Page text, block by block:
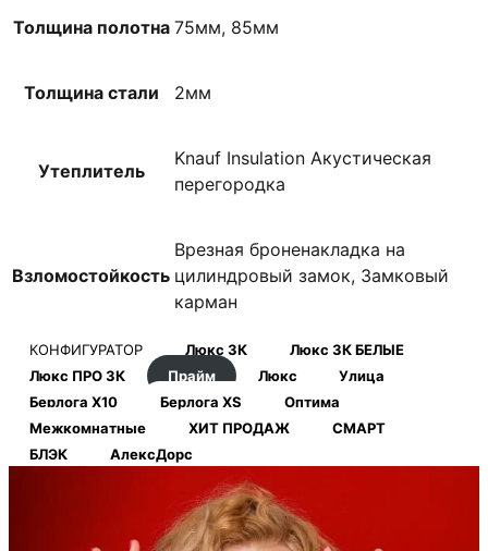
Толщина полотна 75мм, 85мм
Толщина стали 2мм
Утеплитель
Knauf Insulation Акустическая
перегородка
Взломостойкость
Врезная броненакладка на
цилиндровый замок, Замковый
карман
КОНФИГУРАТОР Люкс 3К
Люкс 3К БЕЛЫЕ
Люкс ПРО 3К
Прайм Люкс
Улица
Берлога Х10
Берлога XS
Оптима
Межкомнатные
ХИТ ПРОДАЖ
СМАРТ
БЛЭК
АлексДорс